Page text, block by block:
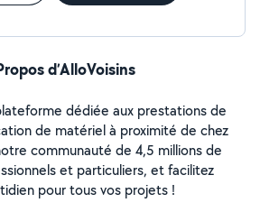
d’AlloVoisins
dédiée aux prestations de
de matériel à proximité de chez
communauté de 4,5 millions de
et particuliers, et facilitez
pour tous vos projets !